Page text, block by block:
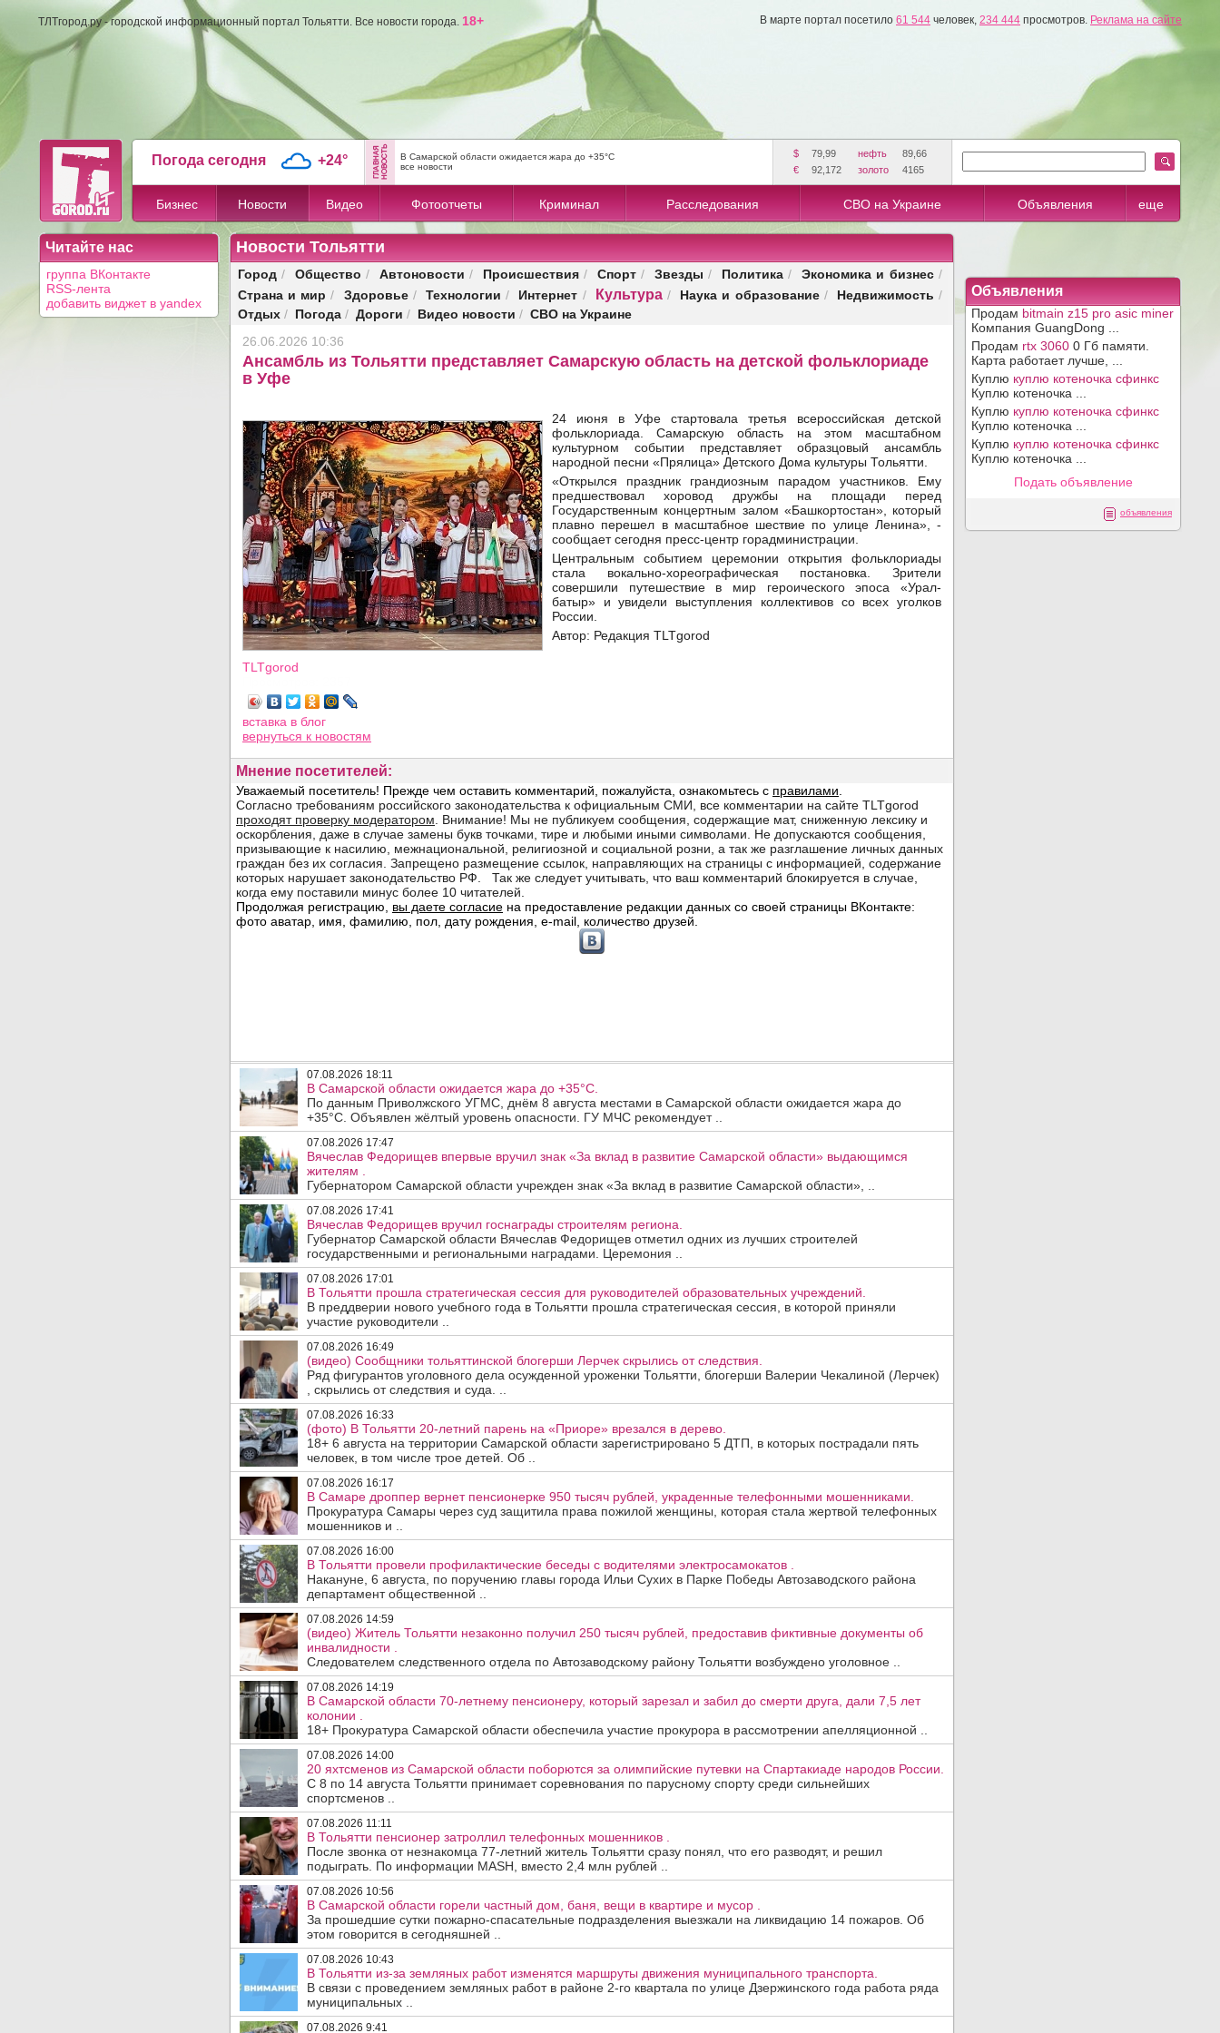
ТЛТгород.ру - городской информационный портал Тольятти. Все новости города. 18+ В марте портал посетило 61 544 человек, 234 444 просмотров. Реклама на сайте
Погода сегодня +24°
В Самарской области ожидается жара до +35°C
все новости
$ 79,99 нефть
89,66
€
92,172 золото 4165
Бизнес Новости Видео Фотоотчеты Криминал Расследования СВО на Украине Объявления еще
Читайте нас
группа ВКонтакте
RSS-лента
добавить виджет в yandex
Новости Тольятти
Город / Общество / Автоновости / Происшествия / Спорт / Звезды / Политика / Экономика и бизнес/
Страна и мир / Здоровье/ Технологии / Интернет / Культура/ Наука и образование/ Недвижимость /
Отдых / Погода / Дороги / Видео новости / СВО на Украине
26.06.2026 10:36
Ансамбль из Тольятти представляет Самарскую область на детской фольклориаде
в Уфе
24 июня в Уфе стартовала третья всероссийская детской
фольклориада. Самарскую область на этом масштабном
культурном событии представляет образцовый ансамбль
народной песни «Прялица» Детского Дома культуры Тольятти.
«Открылся праздник грандиозным парадом участников. Ему
предшествовал хоровод дружбы на площади перед
Государственным концертным залом «Башкортостан», который
плавно перешел в масштабное шествие по улице Ленина», -
сообщает сегодня пресс-центр горадминистрации.
Центральным событием церемонии открытия фольклориады
стала вокально-хореографическая постановка. Зрители
совершили путешествие в мир героического эпоса «Урал-
батыр» и увидели выступления коллективов со всех уголков
России.
Автор: Редакция TLTgorod
TLTgorod
вставка в блог
вернуться к новостям
Мнение посетителей:
07.08.2026 18:11
В Самарской области ожидается жара до +35°C.
По данным Приволжского УГМС, днём 8 августа местами в Самарской области ожидается жара до
+35°C. Объявлен жёлтый уровень опасности. ГУ МЧС рекомендует ..
07.08.2026 17:47
Вячеслав Федорищев впервые вручил знак «За вклад в развитие Самарской области» выдающимся
жителям .
Губернатором Самарской области учрежден знак «За вклад в развитие Самарской области», ..
07.08.2026 17:41
Вячеслав Федорищев вручил госнаграды строителям региона.
Губернатор Самарской области Вячеслав Федорищев отметил одних из лучших строителей
государственными и региональными наградами. Церемония ..
07.08.2026 17:01
В Тольятти прошла стратегическая сессия для руководителей образовательных учреждений.
В преддверии нового учебного года в Тольятти прошла стратегическая сессия, в которой приняли
участие руководители ..
07.08.2026 16:49
(видео) Сообщники тольяттинской блогерши Лерчек скрылись от следствия.
Ряд фигурантов уголовного дела осужденной уроженки Тольятти, блогерши Валерии Чекалиной (Лерчек)
, скрылись от следствия и суда. ..
07.08.2026 16:33
(фото) В Тольятти 20-летний парень на «Приоре» врезался в дерево.
18+ 6 августа на территории Самарской области зарегистрировано 5 ДТП, в которых пострадали пять
человек, в том числе трое детей. Об ..
07.08.2026 16:17
В Самаре дроппер вернет пенсионерке 950 тысяч рублей, украденные телефонными мошенниками.
Прокуратура Самары через суд защитила права пожилой женщины, которая стала жертвой телефонных
мошенников и ..
07.08.2026 16:00
В Тольятти провели профилактические беседы с водителями электросамокатов .
Накануне, 6 августа, по поручению главы города Ильи Сухих в Парке Победы Автозаводского района
департамент общественной ..
07.08.2026 14:59
(видео) Житель Тольятти незаконно получил 250 тысяч рублей, предоставив фиктивные документы об
инвалидности .
Следователем следственного отдела по Автозаводскому району Тольятти возбуждено уголовное ..
07.08.2026 14:19
В Самарской области 70-летнему пенсионеру, который зарезал и забил до смерти друга, дали 7,5 лет
колонии .
18+ Прокуратура Самарской области обеспечила участие прокурора в рассмотрении апелляционной ..
07.08.2026 14:00
20 яхтсменов из Самарской области поборются за олимпийские путевки на Спартакиаде народов России.
С 8 по 14 августа Тольятти принимает соревнования по парусному спорту среди сильнейших
спортсменов ..
07.08.2026 11:11
В Тольятти пенсионер затроллил телефонных мошенников .
После звонка от незнакомца 77-летний житель Тольятти сразу понял, что его разводят, и решил
подыграть. По информации MASH, вместо 2,4 млн рублей ..
07.08.2026 10:56
В Самарской области горели частный дом, баня, вещи в квартире и мусор .
За прошедшие сутки пожарно-спасательные подразделения выезжали на ликвидацию 14 пожаров. Об
этом говорится в сегодняшней ..
07.08.2026 10:43
В Тольятти из-за земляных работ изменятся маршруты движения муниципального транспорта.
В связи с проведением земляных работ в районе 2-го квартала по улице Дзержинского года работа ряда
муниципальных ..
07.08.2026 9:41
Объявления
Продам bitmain z15 pro asic miner
Компания GuangDong ...
Продам rtx 3060 0 Гб памяти.
Карта работает лучше, ...
Куплю куплю котеночка сфинкс
Куплю котеночка ...
Куплю куплю котеночка сфинкс
Куплю котеночка ...
Куплю куплю котеночка сфинкс
Куплю котеночка ...
Подать объявление
объявления